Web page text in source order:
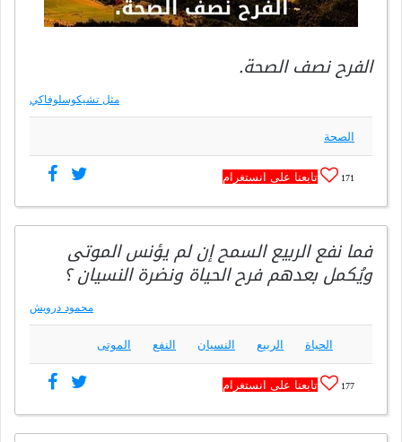
الفرح نصف الصحة.
مثل تشيكوسلوفاكي
الصحة
171 تابعنا على انستغرام
فما نفع الربيع السمح إن لم يؤنس الموتى
ويُكمل بعدهم فرح الحياة ونضرة النسيان ؟
محمود درويش
الحياة الربيع النسيان النفع الموتى
177 تابعنا على انستغرام